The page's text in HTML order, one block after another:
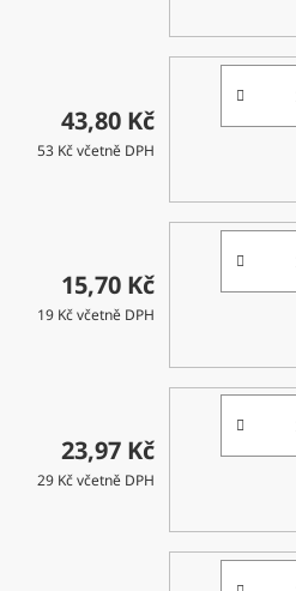
43,80 Kč
53 Kč včetně DPH
15,70 Kč
19 Kč včetně DPH
23,97 Kč
29 Kč včetně DPH